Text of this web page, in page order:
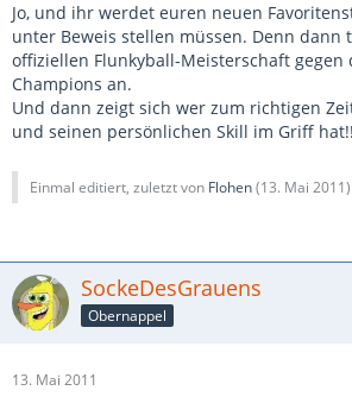
Jo, und ihr werdet euren neuen
unter Beweis stellen müssen. Denn
offiziellen Flunkyball-Meisterschaft gegen
Champions an.
Und dann zeigt sich wer zum richtigen
und seinen persönlichen Skill im Griff
Einmal editiert, zuletzt von Flohen(13. Mai 2011)
SockeDesGrauens
Obernappel
13. Mai 2011